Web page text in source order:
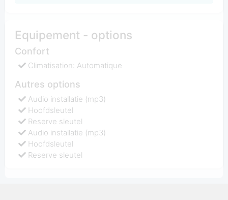
Equipement - options
Confort
Climatisation: Automatique
Autres options
Audio installatie (mp3)
Hoofdsleutel
Reserve sleutel
Audio installatie (mp3)
Hoofdsleutel
Reserve sleutel